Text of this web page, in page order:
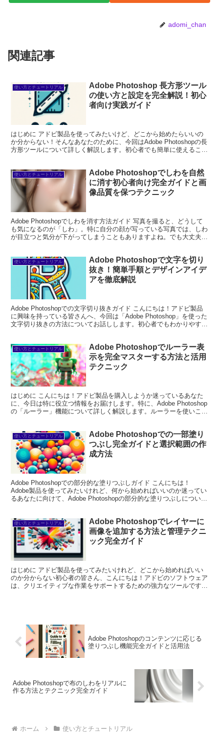
adomi_chan
関連記事
使い方とチュートリアル
Adobe Photoshop 長方形ツール
の使い方と設定を完全解説！初心
者向け実践ガイド
はじめに アドビ製品を使ってみたいけど、どこから始めたらいいの
か分からない！そんなあなたのために、今回はAdobe Photoshopの長
方形ツールについて詳しく解説します。初心者でも簡単に使えるこの
使い方とチュートリアル
Adobe Photoshopでしわを自然
に消す初心者向け完全ガイドと画
像品質を保つテクニック
Adobe Photoshopでしわを消す方法ガイド 写真を撮ると、どうして
も気になるのが「しわ」。特に自分の顔が写っている写真では、しわ
が目立つと気分が下がってしまうこともありますよね。でも大丈夫！
使い方とチュートリアル
Adobe Photoshopで文字を切り
抜き！簡単手順とデザインアイデ
アを徹底解説
Adobe Photoshopでの文字切り抜きガイド こんにちは！アドビ製品
に興味を持っている皆さんへ、今回は「Adobe Photoshop」を使った
文字切り抜きの方法についてお話しします。初心者でもわかりやす
使い方とチュートリアル
Adobe Photoshopでルーラー表
示を完全マスターする方法と活用
テクニック
はじめに こんにちは！アドビ製品を購入しようか迷っているあなた
に、今日は特に役立つ情報をお届けします。特に、Adobe Photoshop
の「ルーラー」機能について詳しく解説します。ルーラーを使いこな
使い方とチュートリアル
Adobe Photoshopでの一部塗り
つぶし完全ガイドと選択範囲の作
成方法
Adobe Photoshopでの部分的な塗りつぶしガイド こんにちは！
Adobe製品を使ってみたいけれど、何から始めればいいのか迷ってい
るあなたに向けて、Adobe Photoshopの部分的な塗りつぶしについて
使い方とチュートリアル
Adobe Photoshopでレイヤーに
画像を追加する方法と管理テクニ
ック完全ガイド
はじめに アドビ製品を使ってみたいけれど、どこから始めればいい
のか分からない初心者の皆さん、こんにちは！アドビのソフトウェア
は、クリエイティブな作業をサポートするための強力なツールです。
Adobe Photoshopのコンテンツに応じる
塗りつぶし機能完全ガイドと活用法
Adobe Photoshopで布のしわをリアルに
作る方法とテクニック完全ガイド
ホーム 使い方とチュートリアル